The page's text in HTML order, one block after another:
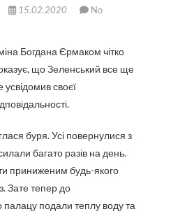
15.02.2020
No
що Зеленський все ще
усвідомив своєї
буря. Усі повернулися з
багато разів на день.
приниженим будь-якого
Зате тепер до
палацу подали теплу воду та